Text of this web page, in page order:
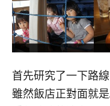
首先研究了一下路線
雖然飯店正對面就